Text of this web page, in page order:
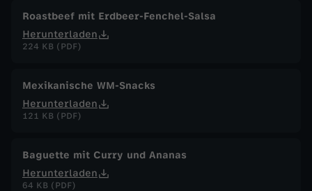
Roastbeef mit Erdbeer-Fenchel-Salsa
Herunterladen
224 KB (PDF)
Mexikanische WM-Snacks
Herunterladen
121 KB (PDF)
Baguette mit Curry und Ananas
Herunterladen
64 KB (PDF)